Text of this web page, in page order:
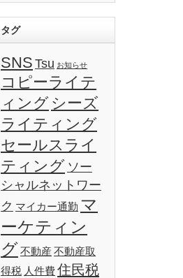
タグ
SNS Tsu お知らせ
コピーライテ
ィング シーズ
ライティング
セールスライ
ティング ソー
シャルネットワー
ク マイカー通勤 マ
ーケティン
グ不動産 不動産取
得税 人件費住民税